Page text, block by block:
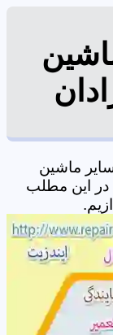
ماشین
در این مطلب